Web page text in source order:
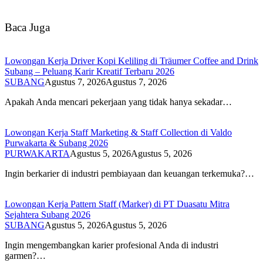
Baca Juga
Lowongan Kerja Driver Kopi Keliling di Träumer Coffee and Drink
Subang – Peluang Karir Kreatif Terbaru 2026
SUBANGAgustus 7, 2026Agustus 7, 2026
Apakah Anda mencari pekerjaan yang tidak hanya sekadar…
Lowongan Kerja Staff Marketing & Staff Collection di Valdo
Purwakarta & Subang 2026
PURWAKARTAAgustus 5, 2026Agustus 5, 2026
Ingin berkarier di industri pembiayaan dan keuangan terkemuka?…
Lowongan Kerja Pattern Staff (Marker) di PT Duasatu Mitra
Sejahtera Subang 2026
SUBANGAgustus 5, 2026Agustus 5, 2026
Ingin mengembangkan karier profesional Anda di industri
garmen?…